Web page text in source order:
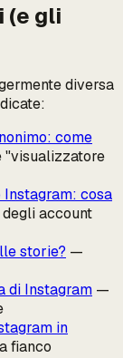
(e gli
diversa
come
cosa
account
storie? —
di Instagram —
in
fianco